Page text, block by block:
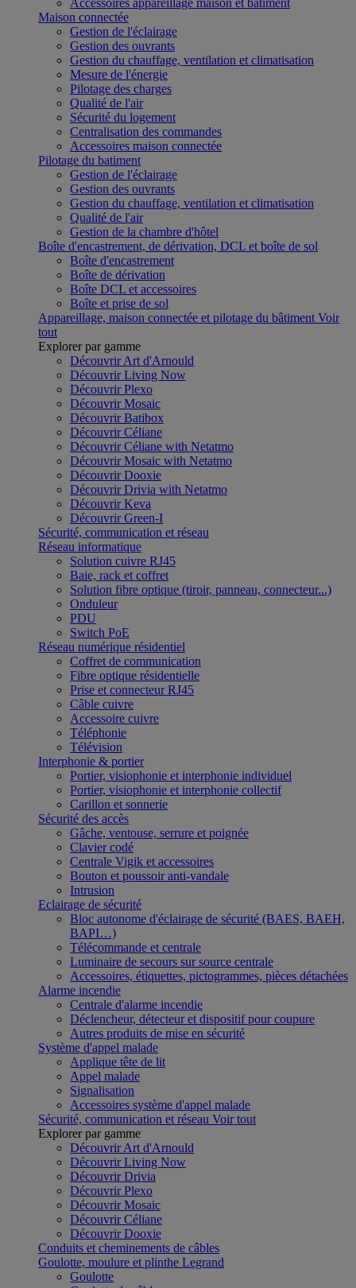
Accessoires appareillage maison et bâtiment
Maison connectée
Gestion de l'éclairage
Gestion des ouvrants
Gestion du chauffage, ventilation et climatisation
Mesure de l'énergie
Pilotage des charges
Qualité de l'air
Sécurité du logement
Centralisation des commandes
Accessoires maison connectée
Pilotage du batiment
Gestion de l'éclairage
Gestion des ouvrants
Gestion du chauffage, ventilation et climatisation
Qualité de l'air
Gestion de la chambre d'hôtel
Boîte d'encastrement, de dérivation, DCL et boîte de sol
Boîte d'encastrement
Boîte de dérivation
Boîte DCL et accessoires
Boîte et prise de sol
Appareillage, maison connectée et pilotage du bâtiment Voir
tout
Explorer par gamme
Découvrir Art d'Arnould
Découvrir Living Now
Découvrir Plexo
Découvrir Mosaic
Découvrir Batibox
Découvrir Céliane
Découvrir Céliane with Netatmo
Découvrir Mosaic with Netatmo
Découvrir Dooxie
Découvrir Drivia with Netatmo
Découvrir Keva
Découvrir Green-I
Sécurité, communication et réseau
Réseau informatique
Solution cuivre RJ45
Baie, rack et coffret
Solution fibre optique (tiroir, panneau, connecteur...)
Onduleur
PDU
Switch PoE
Réseau numérique résidentiel
Coffret de communication
Fibre optique résidentielle
Prise et connecteur RJ45
Câble cuivre
Accessoire cuivre
Téléphonie
Télévision
Interphonie & portier
Portier, visiophonie et interphonie individuel
Portier, visiophonie et interphonie collectif
Carillon et sonnerie
Sécurité des accès
Gâche, ventouse, serrure et poignée
Clavier codé
Centrale Vigik et accessoires
Bouton et poussoir anti-vandale
Intrusion
Eclairage de sécurité
Bloc autonome d'éclairage de sécurité (BAES, BAEH,
BAPI…)
Télécommande et centrale
Luminaire de secours sur source centrale
Accessoires, étiquettes, pictogrammes, pièces détachées
Alarme incendie
Centrale d'alarme incendie
Déclencheur, détecteur et dispositif pour coupure
Autres produits de mise en sécurité
Système d'appel malade
Applique tête de lit
Appel malade
Signalisation
Accessoires système d'appel malade
Sécurité, communication et réseau Voir tout
Explorer par gamme
Découvrir Art d'Arnould
Découvrir Living Now
Découvrir Drivia
Découvrir Plexo
Découvrir Mosaic
Découvrir Céliane
Découvrir Dooxie
Conduits et cheminements de câbles
Goulotte, moulure et plinthe Legrand
Goulotte